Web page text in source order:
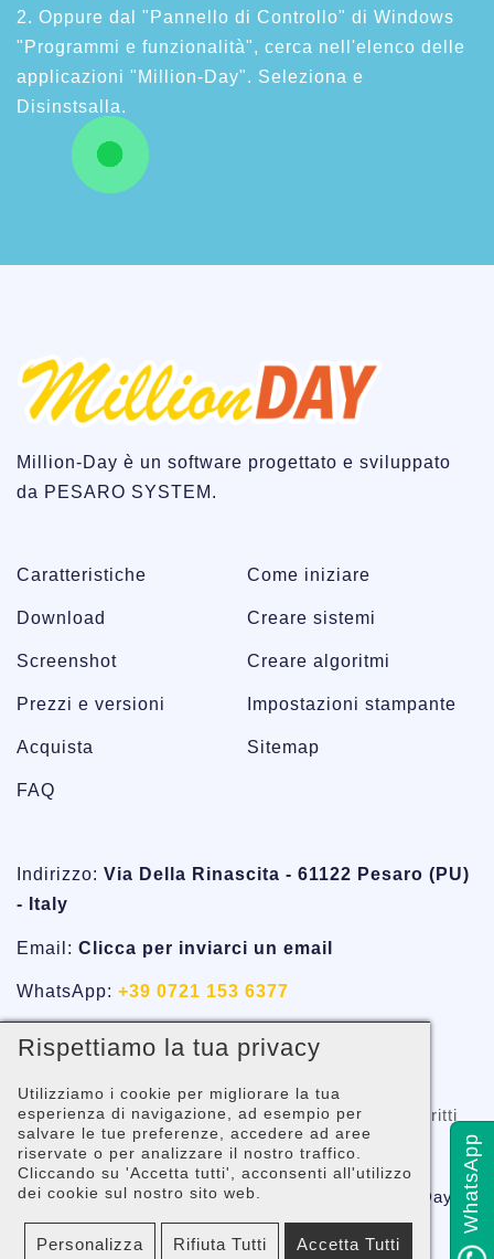
Rispettiamo la tua privacy
Utilizziamo i cookie per migliorare la tua
esperienza di navigazione, ad esempio per
salvare le tue preferenze, accedere ad aree
riservate o per analizzare il nostro traffico.
Cliccando su 'Accetta tutti', acconsenti all'utilizzo
dei cookie sul nostro sito web.
Personalizza Rifiuta Tutti Accetta Tutti
2. Oppure dal "Pannello di Controllo" di Windows
"Programmi e funzionalità", cerca nell'elenco delle
applicazioni "Million-Day". Seleziona e
Disinstsalla.
Million-Day è un software progettato e sviluppato
da PESARO SYSTEM.
Caratteristiche
Download
Screenshot
Prezzi e versioni
Acquista
FAQ
Come iniziare
Creare sistemi
Creare algoritmi
Impostazioni stampante
Sitemap
Indirizzo: Via Della Rinascita - 61122 Pesaro (PU)
- Italy
Email: Clicca per inviarci un email
WhatsApp: +39 0721 153 6377
Telefono:+39 0721 153 6377
Copyright © 2001 -PESARO SYSTEM®- Tutti i diritti
riservati - P.IVA. 02058680410
Facebook Pesaro System Facebook Million-Day WhatsApp